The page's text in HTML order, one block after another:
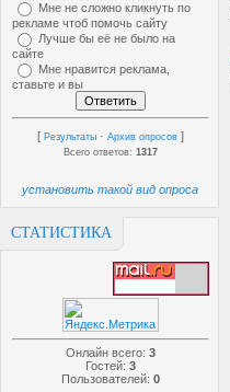
Мне не сложно кликнуть по
рекламе чтоб помочь сайту
Лучше бы её не было на
сайте
Мне нравится реклама,
ставьте и вы
[ Результаты · Архив опросов ]
Всего ответов: 1317
установить такой вид опроса
СТАТИСТИКА
Онлайн всего: 3
Гостей: 3
Пользователей: 0